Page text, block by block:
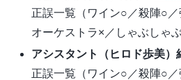
正誤一覧（ワイン○／殺陣○
オーケストラ×／しゃぶしゃぶ
アシスタント
（ヒロド歩美）
正誤一覧（ワイン○／殺陣○